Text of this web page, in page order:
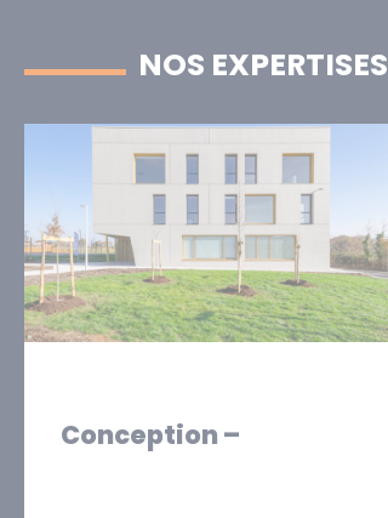
NOS EXPERTISES
Conception –